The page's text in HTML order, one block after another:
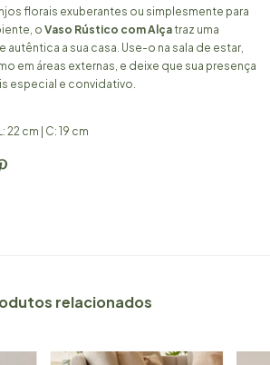
florais exuberantes ou simplesmente para
o Vaso Rústico com Alçatraz uma
a sua casa. Use-o na sala de estar,
em áreas externas, e deixe que sua presença
especial e convidativo.
22 cm | C: 19 cm
relacionados